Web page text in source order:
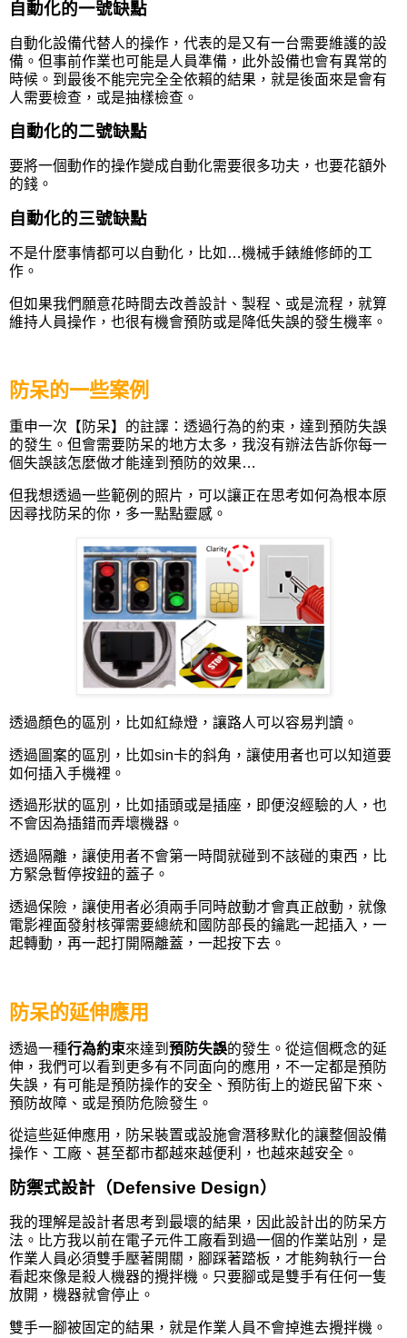
自動化的一號缺點
自動化設備代替人的操作，代表的是又有一台需要維護的設
備。但事前作業也可能是人員準備，此外設備也會有異常的
時候。到最後不能完完全全依賴的結果，就是後面來是會有
人需要檢查，或是抽樣檢查。
自動化的二號缺點
要將一個動作的操作變成自動化需要很多功夫，也要花額外
的錢。
自動化的三號缺點
不是什麼事情都可以自動化，比如…機械手錶維修師的工
作。
但如果我們願意花時間去改善設計、製程、或是流程，就算
維持人員操作，也很有機會預防或是降低失誤的發生機率。
防呆的一些案例
重申一次【防呆】的註譯：透過行為的約束，達到預防失誤
的發生。但會需要防呆的地方太多，我沒有辦法告訴你每一
個失誤該怎麼做才能達到預防的效果…
但我想透過一些範例的照片，可以讓正在思考如何為根本原
因尋找防呆的你，多一點點靈感。
透過顏色的區別，比如紅綠燈，讓路人可以容易判讀。
透過圖案的區別，比如sin卡的斜角，讓使用者也可以知道要
如何插入手機裡。
透過形狀的區別，比如插頭或是插座，即便沒經驗的人，也
不會因為插錯而弄壞機器。
透過隔離，讓使用者不會第一時間就碰到不該碰的東西，比
方緊急暫停按鈕的蓋子。
透過保險，讓使用者必須兩手同時啟動才會真正啟動，就像
電影裡面發射核彈需要總統和國防部長的鑰匙一起插入，一
起轉動，再一起打開隔離蓋，一起按下去。
防呆的延伸應用
透過一種行為約束來達到 預防失誤的發生。從這個概念的延
伸，我們可以看到更多有不同面向的應用，不一定都是預防
失誤，有可能是預防操作的安全、預防街上的遊民留下來、
預防故障、或是預防危險發生。
從這些延伸應用，防呆裝置或設施會潛移默化的讓整個設備
操作、工廠、甚至都市都越來越便利，也越來越安全。
防禦式設計（Defensive Design）
我的理解是設計者思考到最壞的結果，因此設計出的防呆方
法。比方我以前在電子元件工廠看到過一個的作業站別，是
作業人員必須雙手壓著開關，腳踩著踏板，才能夠執行一台
看起來像是殺人機器的攪拌機。只要腳或是雙手有任何一隻
放開，機器就會停止。
雙手一腳被固定的結果，就是作業人員不會掉進去攪拌機。